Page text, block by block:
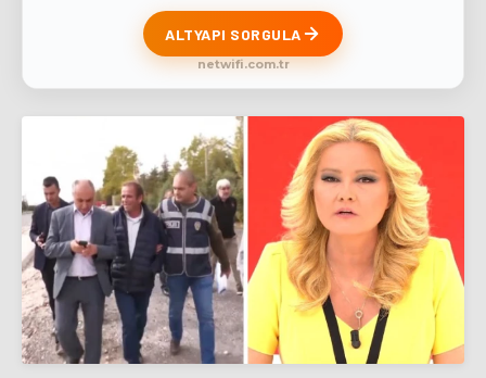
ALTYAPI SORGULA
netwifi.com.tr